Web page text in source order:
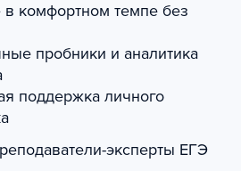
комфортном темпе без
пробники и аналитика
поддержка личного
эксперты ЕГЭ